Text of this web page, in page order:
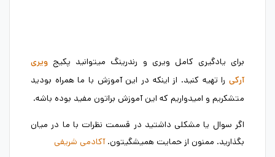
برای یادگیری کامل ویری و رندرینگ میتوانید پکیج ویری
آرکی را تهیه کنید. از اینکه در این آموزش با ما همراه بودید
متشکریم و امیدواریم که این آموزش براتون مفید بوده باشه.
اگر سوال یا مشکلی داشتید در قسمت نظرات با ما در میان
بگذارید. ممنون از حمایت همیشگیتون.آکادمی شریفی